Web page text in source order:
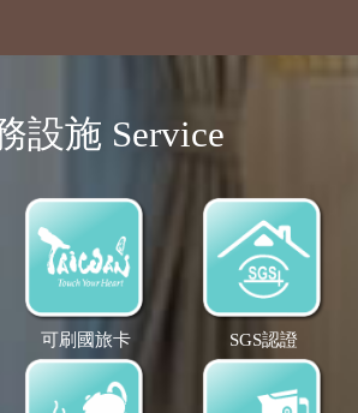
設施 Service
可刷國旅卡 SGS認證